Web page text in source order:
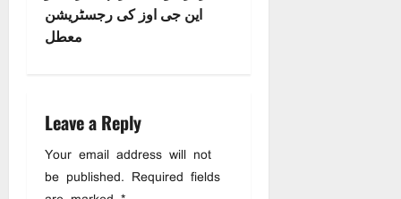
این جی اوز کی رجسٹریشن
معطل
Leave a Reply
Your email address will not
be published. Required fields